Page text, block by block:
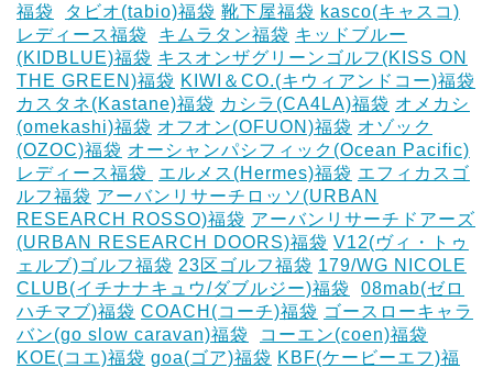
福袋
タビオ(tabio)福袋 靴下屋福袋 kasco(キャスコ)
レディース福袋
キムラタン福袋 キッドブルー
(KIDBLUE)福袋 キスオンザグリーンゴルフ(KISS ON
THE GREEN)福袋 KIWI＆CO.(キウィアンドコー)福袋
カスタネ(Kastane)福袋 カシラ(CA4LA)福袋 ‎オメカシ
(omekashi)福袋 オフオン(OFUON)福袋 オゾック
(OZOC)福袋 オーシャンパシフィック(Ocean Pacific)
レディース福袋 ‎
エルメス(Hermes)福袋 エフィカスゴ
ルフ福袋 アーバンリサーチロッソ(URBAN
RESEARCH ROSSO)福袋 アーバンリサーチドアーズ
(URBAN RESEARCH DOORS)福袋 V12(ヴィ・トゥ
ェルブ)ゴルフ福袋 23区ゴルフ福袋 179/WG NICOLE
CLUB(イチナナキュウ/ダブルジー)福袋
08mab(ゼロ
ハチマブ)福袋 COACH(コーチ)福袋 ゴースローキャラ
バン(go slow caravan)福袋
コーエン(coen)福袋
KOE(コエ)福袋 goa(ゴア)福袋 KBF(ケービーエフ)福